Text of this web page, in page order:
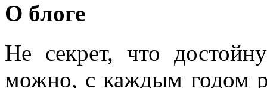
О блоге
Не секрет, что
можно, с каждым годом